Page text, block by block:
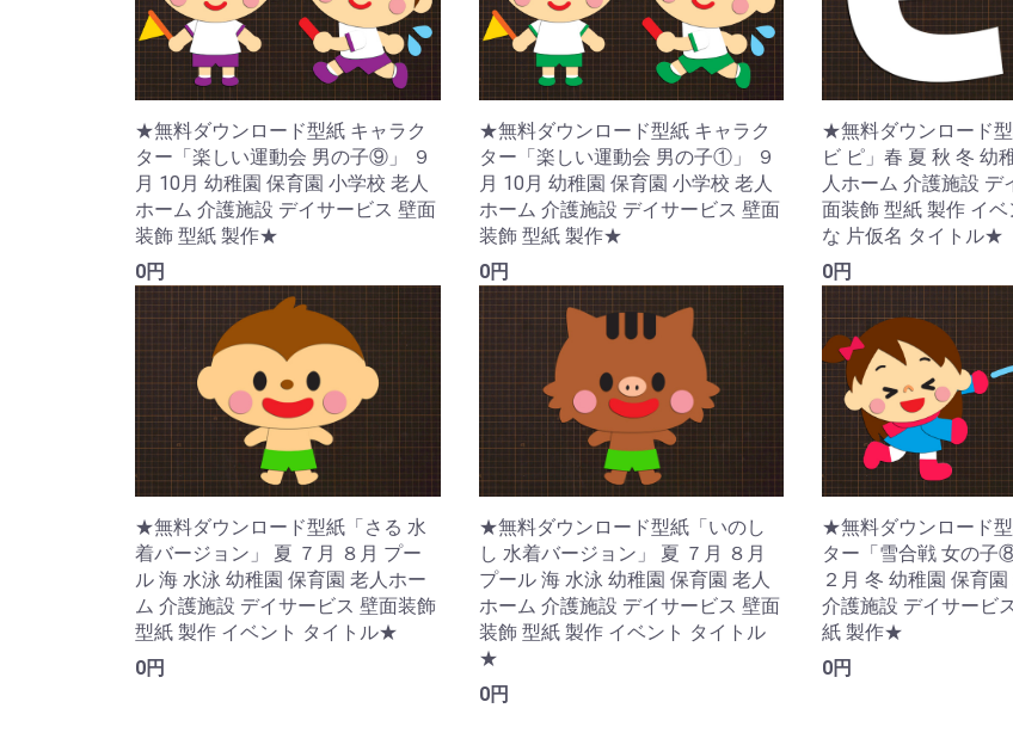
★無料ダウンロード型紙 キャラク
ター「楽しい運動会 男の子⑨」 ９
月 10月 幼稚園 保育園 小学校 老人
ホーム 介護施設 デイサービス 壁面
装飾 型紙 製作★
0円
★無料ダウンロード型紙 キャラク
ター「楽しい運動会 男の子①」 ９
月 10月 幼稚園 保育園 小学校 老人
ホーム 介護施設 デイサービス 壁面
装飾 型紙 製作★
0円
★無料ダウンロード
ビ ピ」春 夏 秋 冬 幼
人ホーム 介護施設 デ
面装飾 型紙 製作 イ
な 片仮名 タイトル★
0円
★無料ダウンロード型紙「さる 水
着バージョン」 夏 ７月 ８月 プー
ル 海 水泳 幼稚園 保育園 老人ホー
ム 介護施設 デイサービス 壁面装飾
型紙 製作 イベント タイトル★
0円
★無料ダウンロード型紙「いのし
し 水着バージョン」 夏 ７月 ８月
プール 海 水泳 幼稚園 保育園 老人
ホーム 介護施設 デイサービス 壁面
装飾 型紙 製作 イベント タイトル
★
0円
★無料ダウンロード
ター「雪合戦 女の子
２月 冬 幼稚園 保育
介護施設 デイサービ
紙 製作★
0円